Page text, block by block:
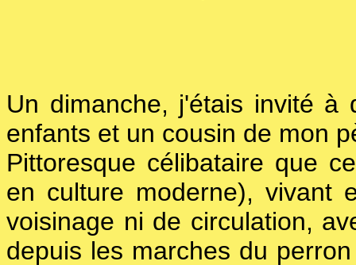
Un dimanche, j'étais invité à
enfants et un cousin de mon
Pittoresque célibataire que
en culture moderne), vivant
voisinage ni de circulation,
depuis les marches du